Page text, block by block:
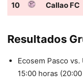
10 Callao FC
Resultados
Ecosem Pasco
15:00 horas